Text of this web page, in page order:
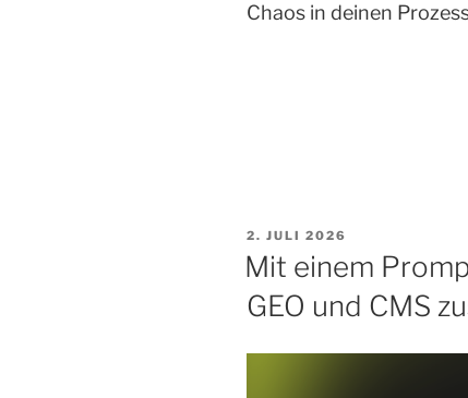
Chaos in deinen
VERÖFFENTLICHT
AM
2. JULI 2026
Mit einem
GEO und CMS